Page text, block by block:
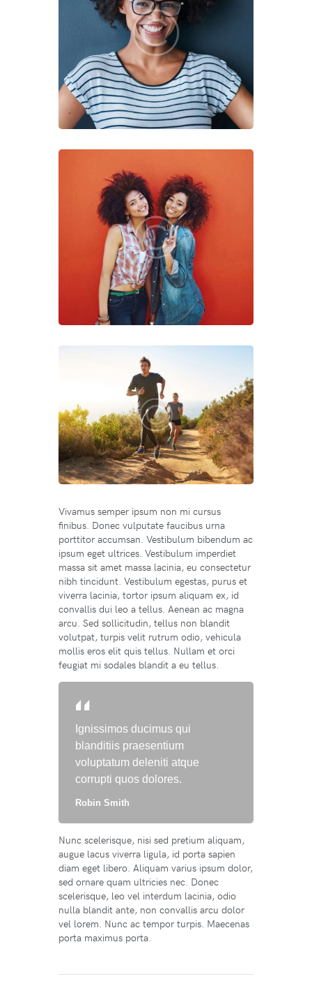
Vivamus semper ipsum non mi cursus
finibus. Donec vulputate faucibus urna
porttitor accumsan. Vestibulum bibendum ac
ipsum eget ultrices. Vestibulum imperdiet
massa sit amet massa lacinia, eu consectetur
nibh tincidunt. Vestibulum egestas, purus et
viverra lacinia, tortor ipsum aliquam ex, id
convallis dui leo a tellus. Aenean ac magna
arcu. Sed sollicitudin, tellus non blandit
volutpat, turpis velit rutrum odio, vehicula
mollis eros elit quis tellus. Nullam et orci
feugiat mi sodales blandit a eu tellus.
Ignissimos ducimus qui
blanditiis praesentium
voluptatum deleniti atque
corrupti quos dolores.
Robin Smith
Nunc scelerisque, nisi sed pretium aliquam,
augue lacus viverra ligula, id porta sapien
diam eget libero. Aliquam varius ipsum dolor,
sed ornare quam ultricies nec. Donec
scelerisque, leo vel interdum lacinia, odio
nulla blandit ante, non convallis arcu dolor
vel lorem. Nunc ac tempor turpis. Maecenas
porta maximus porta.